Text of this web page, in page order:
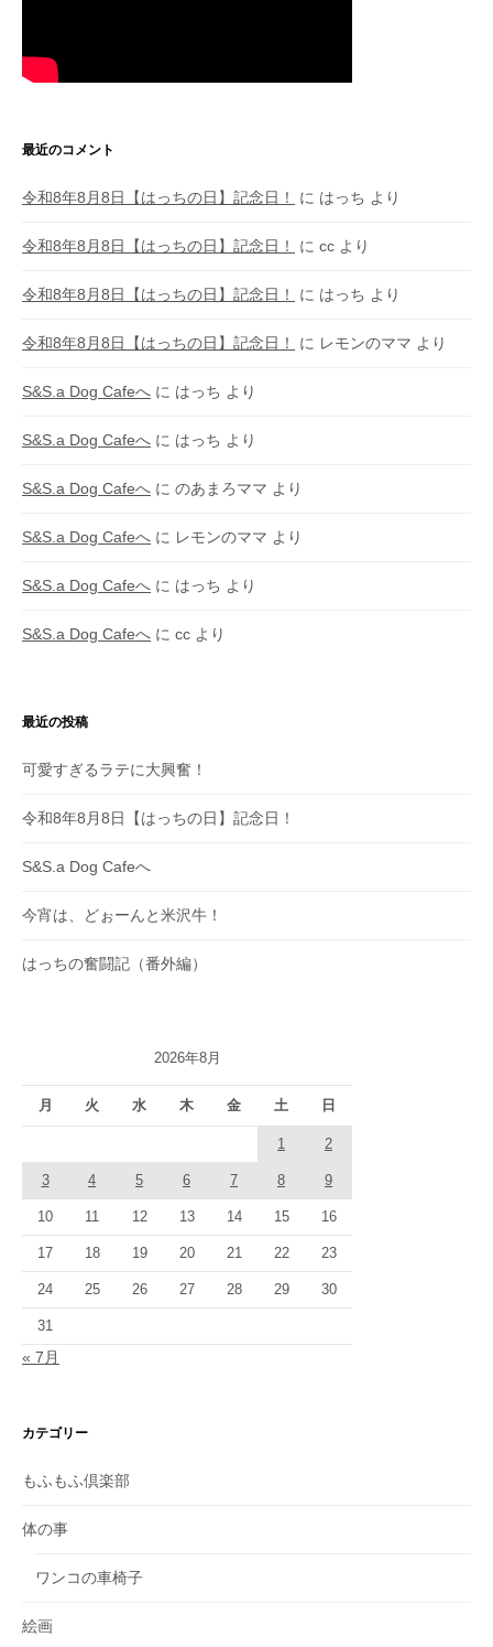
最近のコメント
令和8年8月8日【はっちの日】記念日！ に はっち より
令和8年8月8日【はっちの日】記念日！ に cc より
令和8年8月8日【はっちの日】記念日！ に はっち より
令和8年8月8日【はっちの日】記念日！ に レモンのママ より
S&S.a Dog Cafeへ に はっち より
S&S.a Dog Cafeへ に はっち より
S&S.a Dog Cafeへ に のあまろママ より
S&S.a Dog Cafeへ に レモンのママ より
S&S.a Dog Cafeへ に はっち より
S&S.a Dog Cafeへ に cc より
最近の投稿
可愛すぎるラテに大興奮！
令和8年8月8日【はっちの日】記念日！
S&S.a Dog Cafeへ
今宵は、どぉーんと米沢牛！
はっちの奮闘記（番外編）
2026年8月
月 火 水 木 金 土 日
1 2
3 4 5 6 7 8 9
10 11 12 13 14 15 16
17 18 19 20 21 22 23
24 25 26 27 28 29 30
31
« 7月
カテゴリー
もふもふ倶楽部
体の事
ワンコの車椅子
絵画